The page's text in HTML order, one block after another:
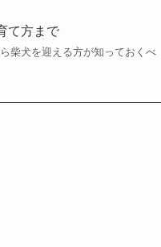
て方まで
柴犬を迎える方が知っておくべ